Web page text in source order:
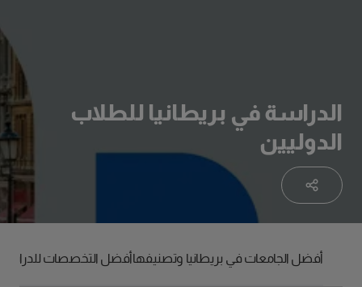
بعد الحصول على عرض
الاستعداد للمغادرة
الدراسة في بريطانيا للطلاب
الدوليين
أفضل الجامعات في بريطانيا وتصنيفهاأفضل التخصصات للدراسة